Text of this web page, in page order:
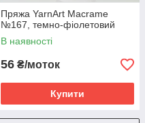
Пряжа YarnArt Macrame
№167, темно-фіолетовий
В наявності
56 ₴/моток
Купити